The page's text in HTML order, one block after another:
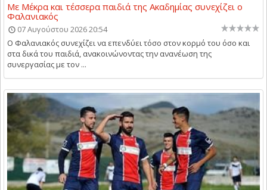
Με Μέκρα και τέσσερα παιδιά της Ακαδημίας συνεχίζει ο
Φαλανιακός
07 Αυγούστου 2026 20:54
Ο Φαλανιακός συνεχίζει να επενδύει τόσο στον κορμό του όσο και
στα δικά του παιδιά, ανακοινώνοντας την ανανέωση της
συνεργασίας με τον ...